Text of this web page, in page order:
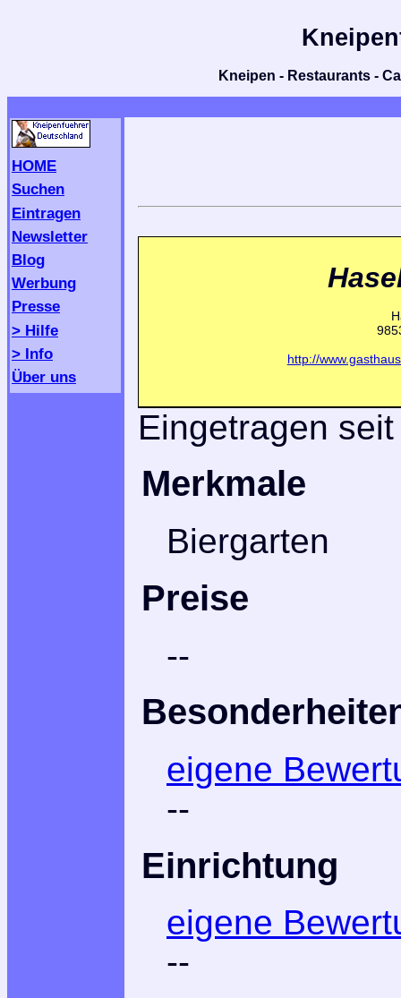
Kneipen - Restaurants -
HOME
Suchen
Eintragen
Newsletter
Blog
Werbung
Presse
> Hilfe
> Info
Über uns
http://
Eingetragen
Merkmale
Biergarten
Preise
--
eigene
--
Einrichtung
eigene
--